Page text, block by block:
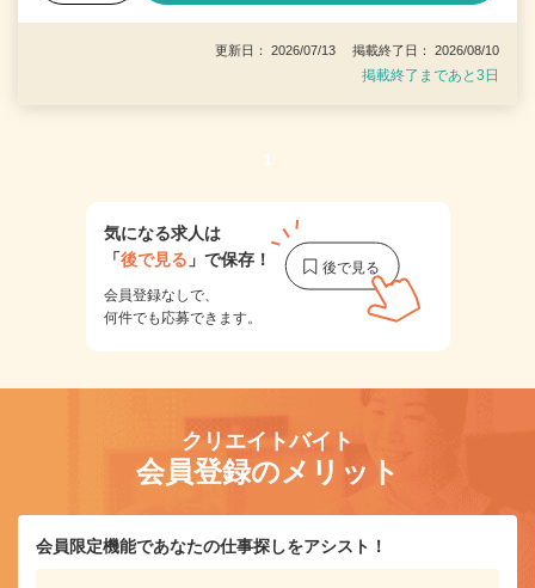
更新日： 2026/07/13 掲載終了日： 2026/08/10
掲載終了まであと3日
1
気になる求人は
「後で見る 」で保存！
会員登録なしで、
何件でも応募できます。
クリエイトバイト
会員登録のメリット
会員限定機能であなたの仕事探しをアシスト！